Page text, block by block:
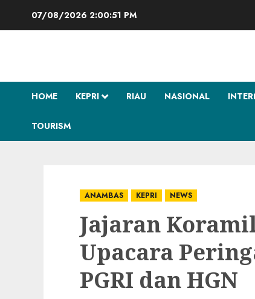
07/08/2026 2:00:52 PM
HOME KEPRI RIAU NASIONAL
TOURISM
ANAMBAS KEPRI NEWS
Jajaran
Upacara
PGRI dan HGN